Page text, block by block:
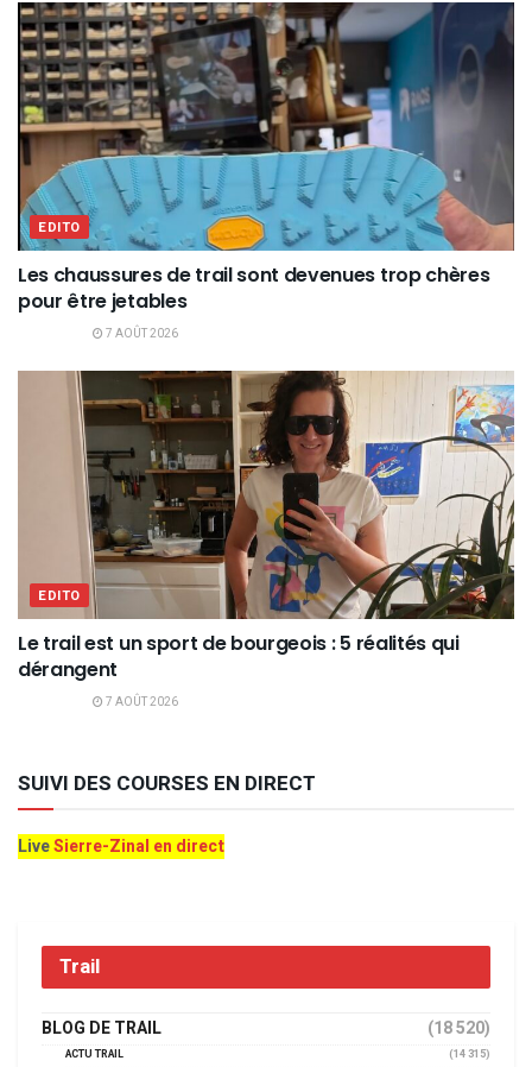
EDITO
Les chaussures de trail sont devenues trop chères
pour être jetables
7 AOÛT 2026
EDITO
Le trail est un sport de bourgeois : 5 réalités qui
dérangent
7 AOÛT 2026
SUIVI DES COURSES EN DIRECT
LiveSierre-Zinal en direct
Trail
BLOG DE TRAIL (18 520)
ACTU TRAIL
(14 315)